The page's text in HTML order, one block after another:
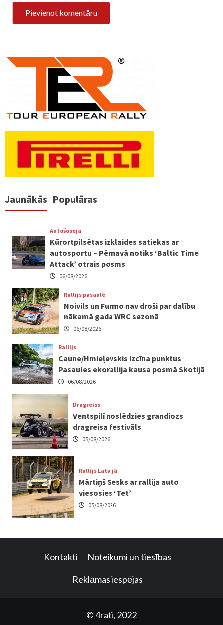
Jaunākās Populāras
Autošoseja
Kūrortpilsētas izklaides satiekas ar
autosportu – Pērnavā notiks ‘Baltic Time
Attack’ otrais posms
06/08/2026
Rallijs pasaulē
Noivils un Furmo nav droši par dalību
nākamā gada WRC sezonā
06/08/2026
Rallijs
Caune/Hmieļevskis izcīna punktus
Pasaules ekorallija kausa posmā Skotijā
06/08/2026
Dragreiss
Ventspilī noslēdzies grandiozs
dragreisa festivāls
05/08/2026
Rallijs Latvijā
Mārtiņš Sesks ar rallija auto
viesosies ‘Tet’
05/08/2026
Kontakti Noteikumi un tiesības
Reklāmas iespējas
© 4rati, 2022